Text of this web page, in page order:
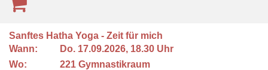
Sanftes Hatha Yoga - Zeit für mich
Wann:
Do. 17.09.2026, 18.30 Uhr
Wo:
221 Gymnastikraum